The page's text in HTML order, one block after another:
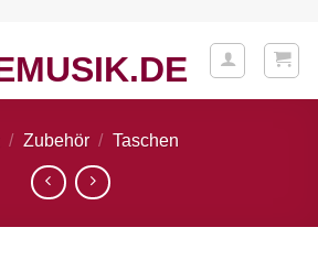
/ Zubehör / Taschen